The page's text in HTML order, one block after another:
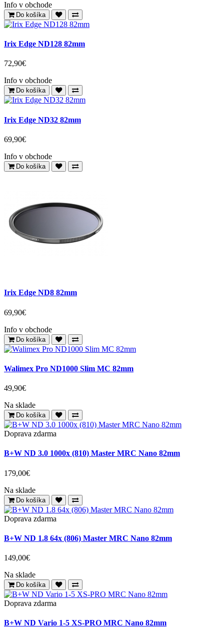
Info v obchode
Do košíka
Irix Edge ND128 82mm
72,90€
Info v obchode
Do košíka
Irix Edge ND32 82mm
69,90€
Info v obchode
Do košíka
Irix Edge ND8 82mm
69,90€
Info v obchode
Do košíka
Walimex Pro ND1000 Slim MC 82mm
49,90€
Na sklade
Do košíka
Doprava zdarma
B+W ND 3.0 1000x (810) Master MRC Nano 82mm
179,00€
Na sklade
Do košíka
Doprava zdarma
B+W ND 1.8 64x (806) Master MRC Nano 82mm
149,00€
Na sklade
Do košíka
Doprava zdarma
B+W ND Vario 1-5 XS-PRO MRC Nano 82mm